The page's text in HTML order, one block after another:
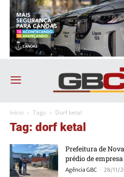
Início Tags Dorf ketal
Tag: dorf ketal
Prefeitura de
prédio de
Agência GBC - 28/11/